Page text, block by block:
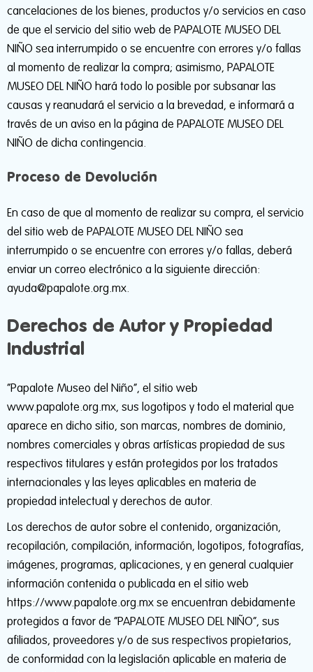
cancelaciones de los bienes, productos y/o servicios en caso
de que el servicio del sitio web de PAPALOTE MUSEO DEL
NIÑO sea interrumpido o se encuentre con errores y/o fallas
al momento de realizar la compra; asimismo, PAPALOTE
MUSEO DEL NIÑO hará todo lo posible por subsanar las
causas y reanudará el servicio a la brevedad, e informará a
través de un aviso en la página de PAPALOTE MUSEO DEL
NIÑO de dicha contingencia.
Proceso de Devolución
En caso de que al momento de realizar su compra, el servicio
del sitio web de PAPALOTE MUSEO DEL NIÑO sea
interrumpido o se encuentre con errores y/o fallas, deberá
enviar un correo electrónico a la siguiente dirección:
ayuda@papalote.org.mx.
Derechos de Autor y Propiedad
Industrial
“Papalote Museo del Niño”, el sitio web
www.papalote.org.mx, sus logotipos y todo el material que
aparece en dicho sitio, son marcas, nombres de dominio,
nombres comerciales y obras artísticas propiedad de sus
respectivos titulares y están protegidos por los tratados
internacionales y las leyes aplicables en materia de
propiedad intelectual y derechos de autor.
Los derechos de autor sobre el contenido, organización,
recopilación, compilación, información, logotipos, fotografías,
imágenes, programas, aplicaciones, y en general cualquier
información contenida o publicada en el sitio web
https://www.papalote.org.mx se encuentran debidamente
protegidos a favor de “PAPALOTE MUSEO DEL NIÑO”, sus
afiliados, proveedores y/o de sus respectivos propietarios,
de conformidad con la legislación aplicable en materia de